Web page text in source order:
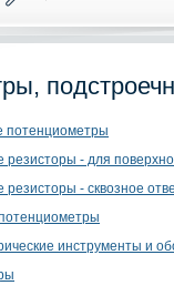
резисторы - для
резисторы - сквозное
инструменты и